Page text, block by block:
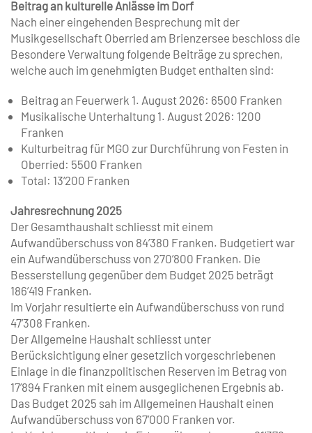
Beitrag an kulturelle Anlässe im Dorf
Nach einer eingehenden Besprechung mit der
Musikgesellschaft Oberried am Brienzersee beschloss die
Besondere Verwaltung folgende Beiträge zu sprechen,
welche auch im genehmigten Budget enthalten sind:
Beitrag an Feuerwerk 1. August 2026: 6500 Franken
Musikalische Unterhaltung 1. August 2026: 1200
Franken
Kulturbeitrag für MGO zur Durchführung von Festen in
Oberried: 5500 Franken
Total: 13’200 Franken
Jahresrechnung 2025
Der Gesamthaushalt schliesst mit einem
Aufwandüberschuss von 84’380 Franken. Budgetiert war
ein Aufwandüberschuss von 270’800 Franken. Die
Besserstellung gegenüber dem Budget 2025 beträgt
186’419 Franken.
Im Vorjahr resultierte ein Aufwandüberschuss von rund
47’308 Franken.
Der Allgemeine Haushalt schliesst unter
Berücksichtigung einer gesetzlich vorgeschriebenen
Einlage in die finanzpolitischen Reserven im Betrag von
17’894 Franken mit einem ausgeglichenen Ergebnis ab.
Das Budget 2025 sah im Allgemeinen Haushalt einen
Aufwandüberschuss von 67’000 Franken vor.